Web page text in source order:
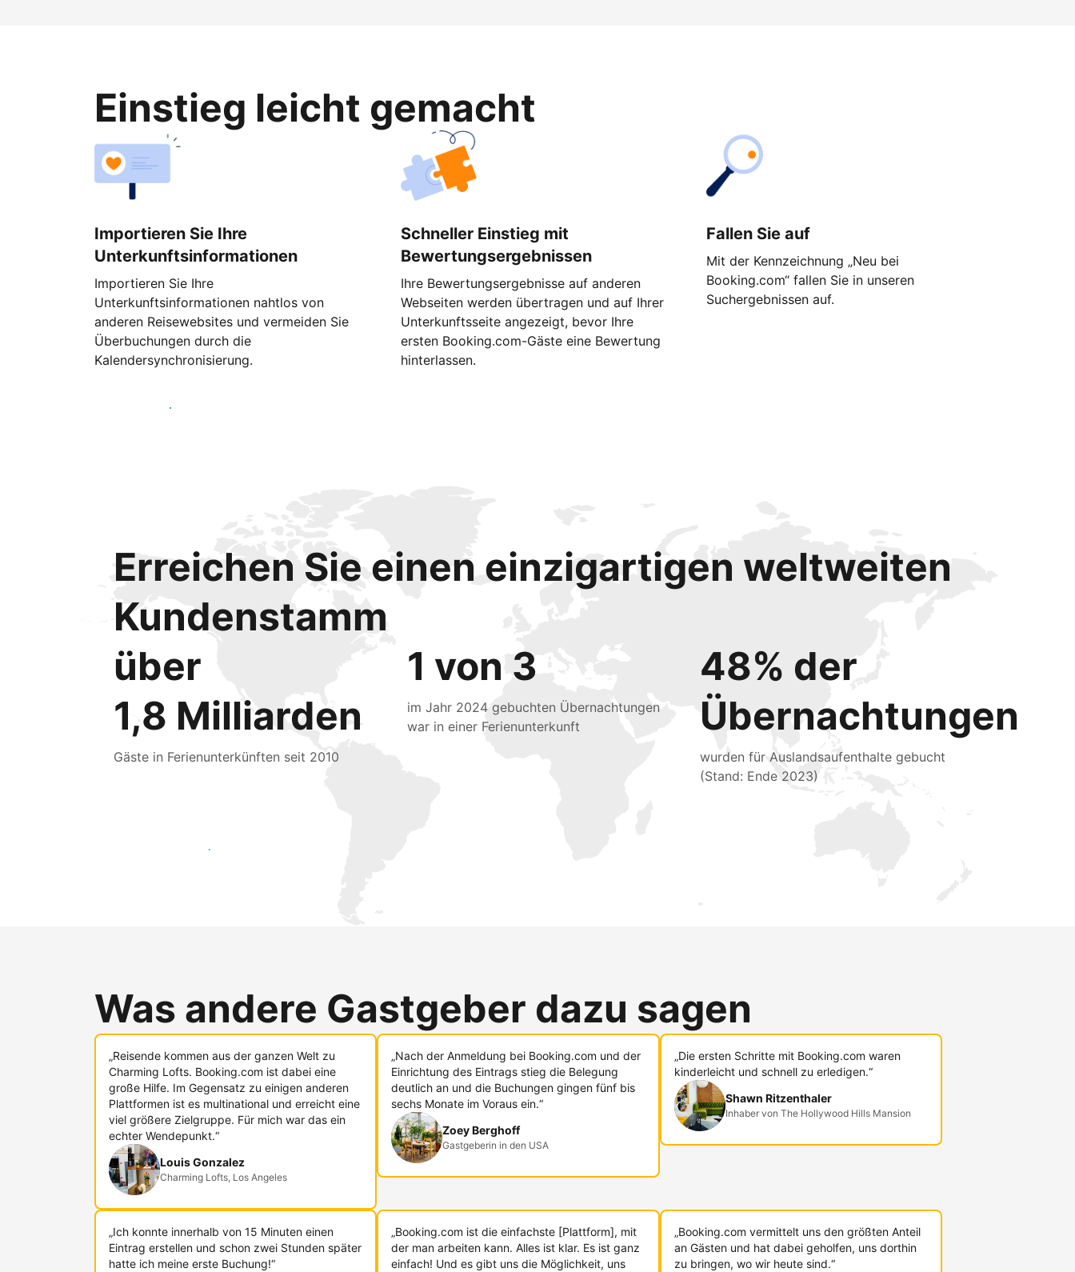
Einstieg leicht gemacht
Importieren Sie Ihre
Unterkunftsinformationen
Importieren Sie Ihre
Unterkunftsinformationen nahtlos von
anderen Reisewebsites und vermeiden Sie
Überbuchungen durch die
Kalendersynchronisierung.
Schneller Einstieg mit
Bewertungsergebnissen
Ihre Bewertungsergebnisse auf anderen
Webseiten werden übertragen und auf Ihrer
Unterkunftsseite angezeigt, bevor Ihre
ersten Booking.com-Gäste eine Bewertung
hinterlassen.
Fallen Sie auf
Mit der Kennzeichnung „Neu bei
Booking.com“ fallen Sie in unseren
Suchergebnissen auf.
Noch heute loslegen
Erreichen Sie einen einzigartigen weltweiten
Kundenstamm
über
1,8 Milliarden
Gäste in Ferienunterkünften seit 2010
1 von 3
im Jahr 2024 gebuchten Übernachtungen
war in einer Ferienunterkunft
48% der
Übernachtungen
wurden für Auslandsaufenthalte gebucht
(Stand: Ende 2023)
Noch heute neue Gäste erreichen
Was andere Gastgeber dazu sagen
„Reisende kommen aus der ganzen Welt zu
Charming Lofts. Booking.com ist dabei eine
große Hilfe. Im Gegensatz zu einigen anderen
Plattformen ist es multinational und erreicht eine
viel größere Zielgruppe. Für mich war das ein
echter Wendepunkt.“
Louis Gonzalez
Charming Lofts, Los Angeles
„Nach der Anmeldung bei Booking.com und der
Einrichtung des Eintrags stieg die Belegung
deutlich an und die Buchungen gingen fünf bis
sechs Monate im Voraus ein.“
Zoey Berghoff
Gastgeberin in den USA
„Die ersten Schritte mit Booking.com waren
kinderleicht und schnell zu erledigen.“
Shawn Ritzenthaler
Inhaber von The Hollywood Hills Mansion
„Ich konnte innerhalb von 15 Minuten einen
Eintrag erstellen und schon zwei Stunden später
hatte ich meine erste Buchung!“
„Booking.com ist die einfachste [Plattform], mit
der man arbeiten kann. Alles ist klar. Es ist ganz
einfach! Und es gibt uns die Möglichkeit, uns
„Booking.com vermittelt uns den größten Anteil
an Gästen und hat dabei geholfen, uns dorthin
zu bringen, wo wir heute sind.“